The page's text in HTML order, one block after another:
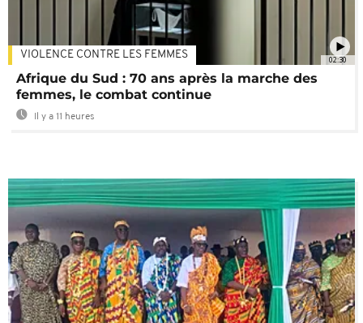
02:30
VIOLENCE CONTRE LES FEMMES
Afrique du Sud : 70 ans après la marche des
femmes, le combat continue
Il y a 11 heures